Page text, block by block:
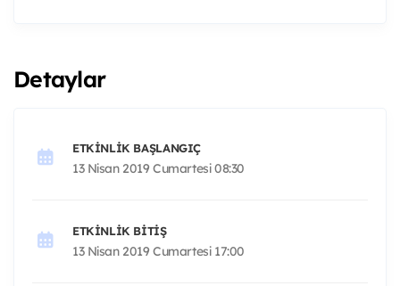
Detaylar
ETKINLIK BAŞLANGIÇ
13 Nisan 2019 Cumartesi 08:30
ETKINLIK BITIŞ
13 Nisan 2019 Cumartesi 17:00